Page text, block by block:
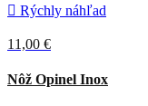
 Rýchly náhľad
11,00 €
Nôž Opinel Inox